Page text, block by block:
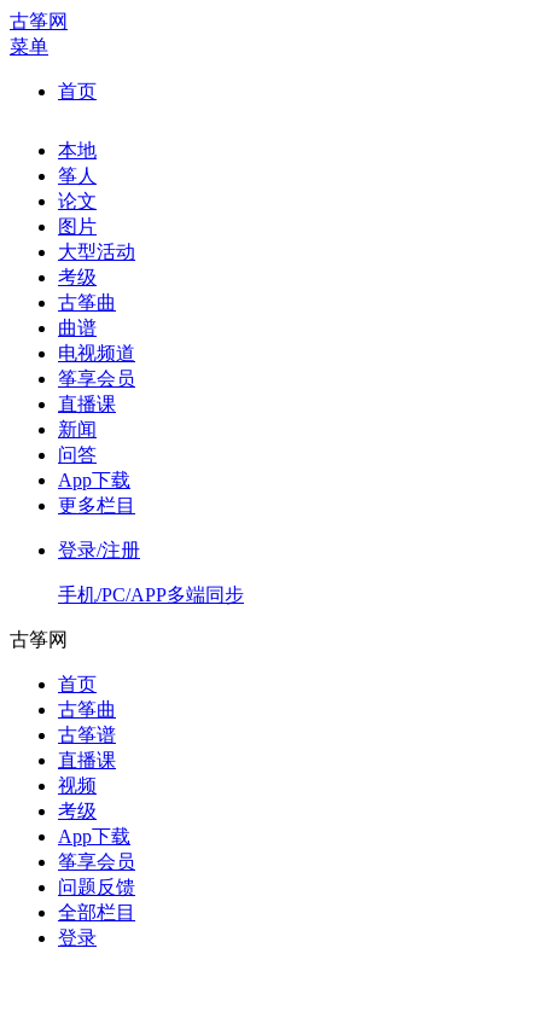
古筝网
菜单
首页
本地
筝人
论文
图片
大型活动
考级
古筝曲
曲谱
电视频道
筝享会员
直播课
新闻
问答
App下载
更多栏目
登录/注册
手机/PC/APP多端同步
古筝网
首页
古筝曲
古筝谱
直播课
视频
考级
App下载
筝享会员
问题反馈
全部栏目
登录